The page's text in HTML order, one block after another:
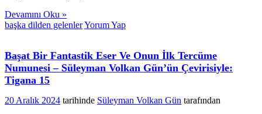
Devamını Oku »
başka dilden gelenlerYorum Yap
Başat Bir Fantastik Eser Ve Onun İlk Tercüme
Numunesi – Süleyman Volkan Gün’ün Çevirisiyle:
Tigana 15
20 Aralık 2024 tarihinde Süleyman Volkan Gün tarafından